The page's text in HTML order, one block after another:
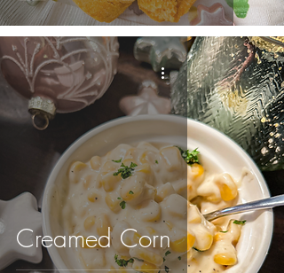
Creamed Corn